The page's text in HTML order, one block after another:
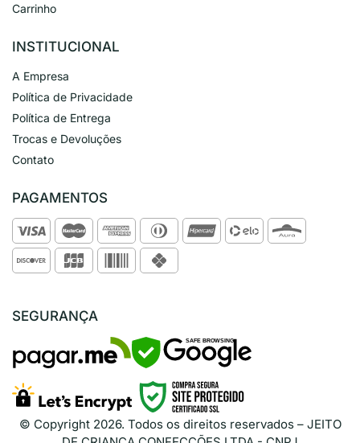
Carrinho
INSTITUCIONAL
A Empresa
Política de Privacidade
Política de Entrega
Trocas e Devoluções
Contato
PAGAMENTOS
SEGURANÇA
SAFE BROWSING
© Copyright 2026. Todos os direitos reservados – JEITO